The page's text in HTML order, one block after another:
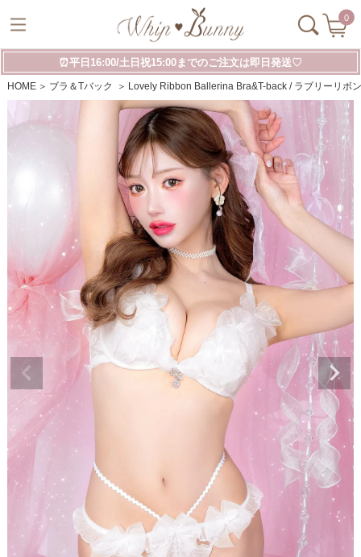
0
⏰平日16:00/土日祝15:00までのご注文は即日発送♡
HOME ブラ＆Tバック Lovely Ribbon Ballerina Bra&T-back / ラブリーリボ